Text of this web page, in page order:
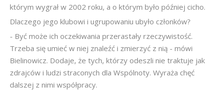
którym wygrał w 2002 roku, a o którym było później cicho.
Dlaczego jego klubowi i ugrupowaniu ubyło członków?
- Być może ich oczekiwania przerastały rzeczywistość.
Trzeba się umieć w niej znaleźć i zmierzyć z nią - mówi
Bielinowicz. Dodaje, że tych, którzy odeszli nie traktuje jak
zdrajców i ludzi straconych dla Wspólnoty. Wyraża chęć
dalszej z nimi współpracy.